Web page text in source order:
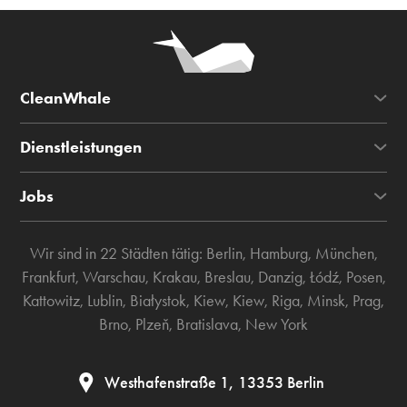
CleanWhale
Dienstleistungen
Jobs
Wir sind in 22 Städten tätig: Berlin, Hamburg, München,
Frankfurt, Warschau, Krakau, Breslau, Danzig, Łódź, Posen,
Kattowitz, Lublin, Białystok, Kiew, Kiew, Riga, Minsk, Prag,
Brno, Plzeň, Bratislava, New York
Westhafenstraße 1, 13353 Berlin